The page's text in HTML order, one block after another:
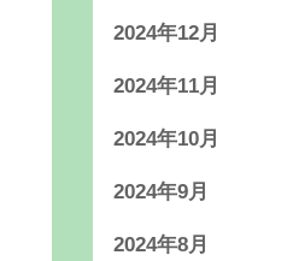
2024年12月
2024年11月
2024年10月
2024年9月
2024年8月